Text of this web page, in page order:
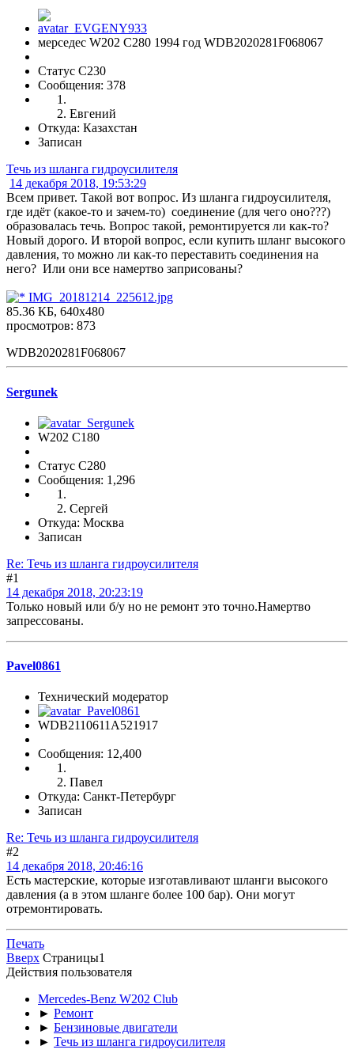
мерседес W202 С280 1994 год WDB2020281F068067
Статус C230
Сообщения: 378
Евгений
Откуда: Казахстан
Записан
Течь из шланга гидроусилителя
14 декабря 2018, 19:53:29
Всем привет. Такой вот вопрос. Из шланга гидроусилителя,
где идёт (какое-то и зачем-то) соединение (для чего оно???)
образовалась течь. Вопрос такой, ремонтируется ли как-то?
Новый дорого. И второй вопрос, если купить шланг высокого
давления, то можно ли как-то переставить соединения на
него? Или они все намертво заприсованы?
IMG_20181214_225612.jpg
85.36 КБ, 640x480
просмотров: 873
WDB2020281F068067
Sergunek
W202 C180
Статус C280
Сообщения: 1,296
Сергей
Откуда: Москва
Записан
Re: Течь из шланга гидроусилителя
#1
14 декабря 2018, 20:23:19
Только новый или б/у но не ремонт это точно.Намертво
запрессованы.
Pavel0861
Технический модератор
WDB2110611A521917
Сообщения: 12,400
Павел
Откуда: Санкт-Петербург
Записан
Re: Течь из шланга гидроусилителя
#2
14 декабря 2018, 20:46:16
Есть мастерские, которые изготавливают шланги высокого
давления (а в этом шланге более 100 бар). Они могут
отремонтировать.
Печать
Вверх Страницы1
Действия пользователя
Mercedes-Benz W202 Club
► Ремонт
► Бензиновые двигатели
► Течь из шланга гидроусилителя